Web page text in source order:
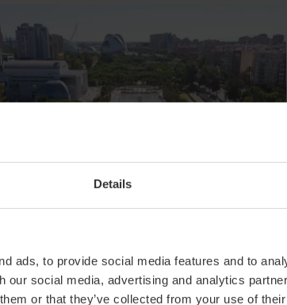
Details
ads, to provide social media features and to
our social media, advertising and analytics
or that they’ve collected from your use of